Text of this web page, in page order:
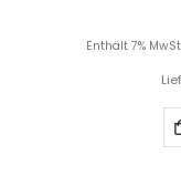
Enthält 7%